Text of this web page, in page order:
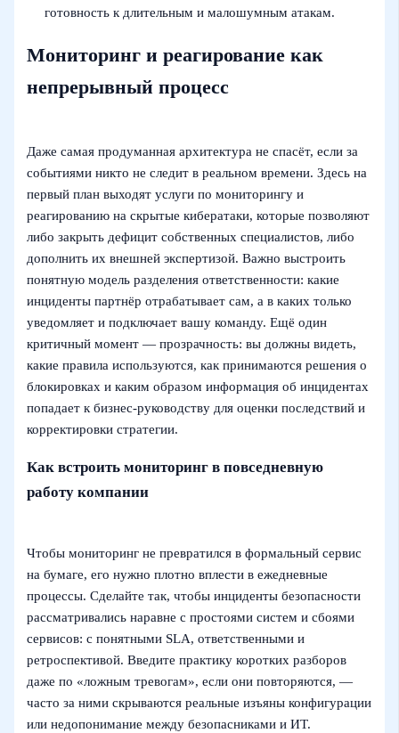
готовность к длительным и малошумным атакам.
Мониторинг и реагирование как
непрерывный процесс
Даже самая продуманная архитектура не спасёт, если за
событиями никто не следит в реальном времени. Здесь на
первый план выходят услуги по мониторингу и
реагированию на скрытые кибератаки, которые позволяют
либо закрыть дефицит собственных специалистов, либо
дополнить их внешней экспертизой. Важно выстроить
понятную модель разделения ответственности: какие
инциденты партнёр отрабатывает сам, а в каких только
уведомляет и подключает вашу команду. Ещё один
критичный момент — прозрачность: вы должны видеть,
какие правила используются, как принимаются решения о
блокировках и каким образом информация об инцидентах
попадает к бизнес‑руководству для оценки последствий и
корректировки стратегии.
Как встроить мониторинг в повседневную
работу компании
Чтобы мониторинг не превратился в формальный сервис
на бумаге, его нужно плотно вплести в ежедневные
процессы. Сделайте так, чтобы инциденты безопасности
рассматривались наравне с простоями систем и сбоями
сервисов: с понятными SLA, ответственными и
ретроспективой. Введите практику коротких разборов
даже по «ложным тревогам», если они повторяются, —
часто за ними скрываются реальные изъяны конфигурации
или недопонимание между безопасниками и ИТ.